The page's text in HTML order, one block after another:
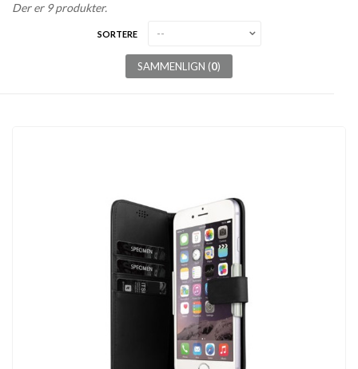
Der er 9 produkter.
SORTERE
SAMMENLIGN (0)